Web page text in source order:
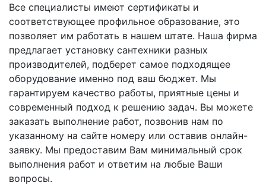
Все специалисты имеют сертификаты и
соответствующее профильное образование, это
позволяет им работать в нашем штате. Наша фирма
предлагает установку сантехники разных
производителей, подберет самое подходящее
оборудование именно под ваш бюджет. Мы
гарантируем качество работы, приятные цены и
современный подход к решению задач. Вы можете
заказать выполнение работ, позвонив нам по
указанному на сайте номеру или оставив онлайн-
заявку. Мы предоставим Вам минимальный срок
выполнения работ и ответим на любые Ваши
вопросы.